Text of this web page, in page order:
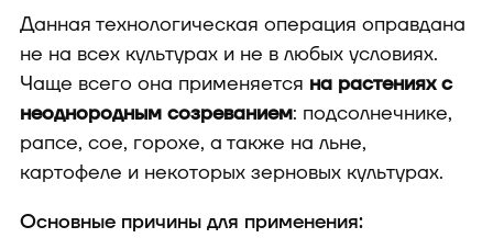
Данная технологическая операция оправдана
не на всех культурах и не в любых условиях.
Чаще всего она применяется на растениях с
неоднородным созреванием: подсолнечнике,
рапсе, сое, горохе, а также на льне,
картофеле и некоторых зерновых культурах.
Основные причины для применения: